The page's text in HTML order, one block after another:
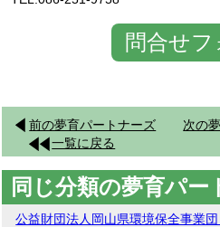
問合せフ
前の夢育パートナーズ
次の
一覧に戻る
同じ分類の夢育パー
公益財団法人岡山県環境保全事業